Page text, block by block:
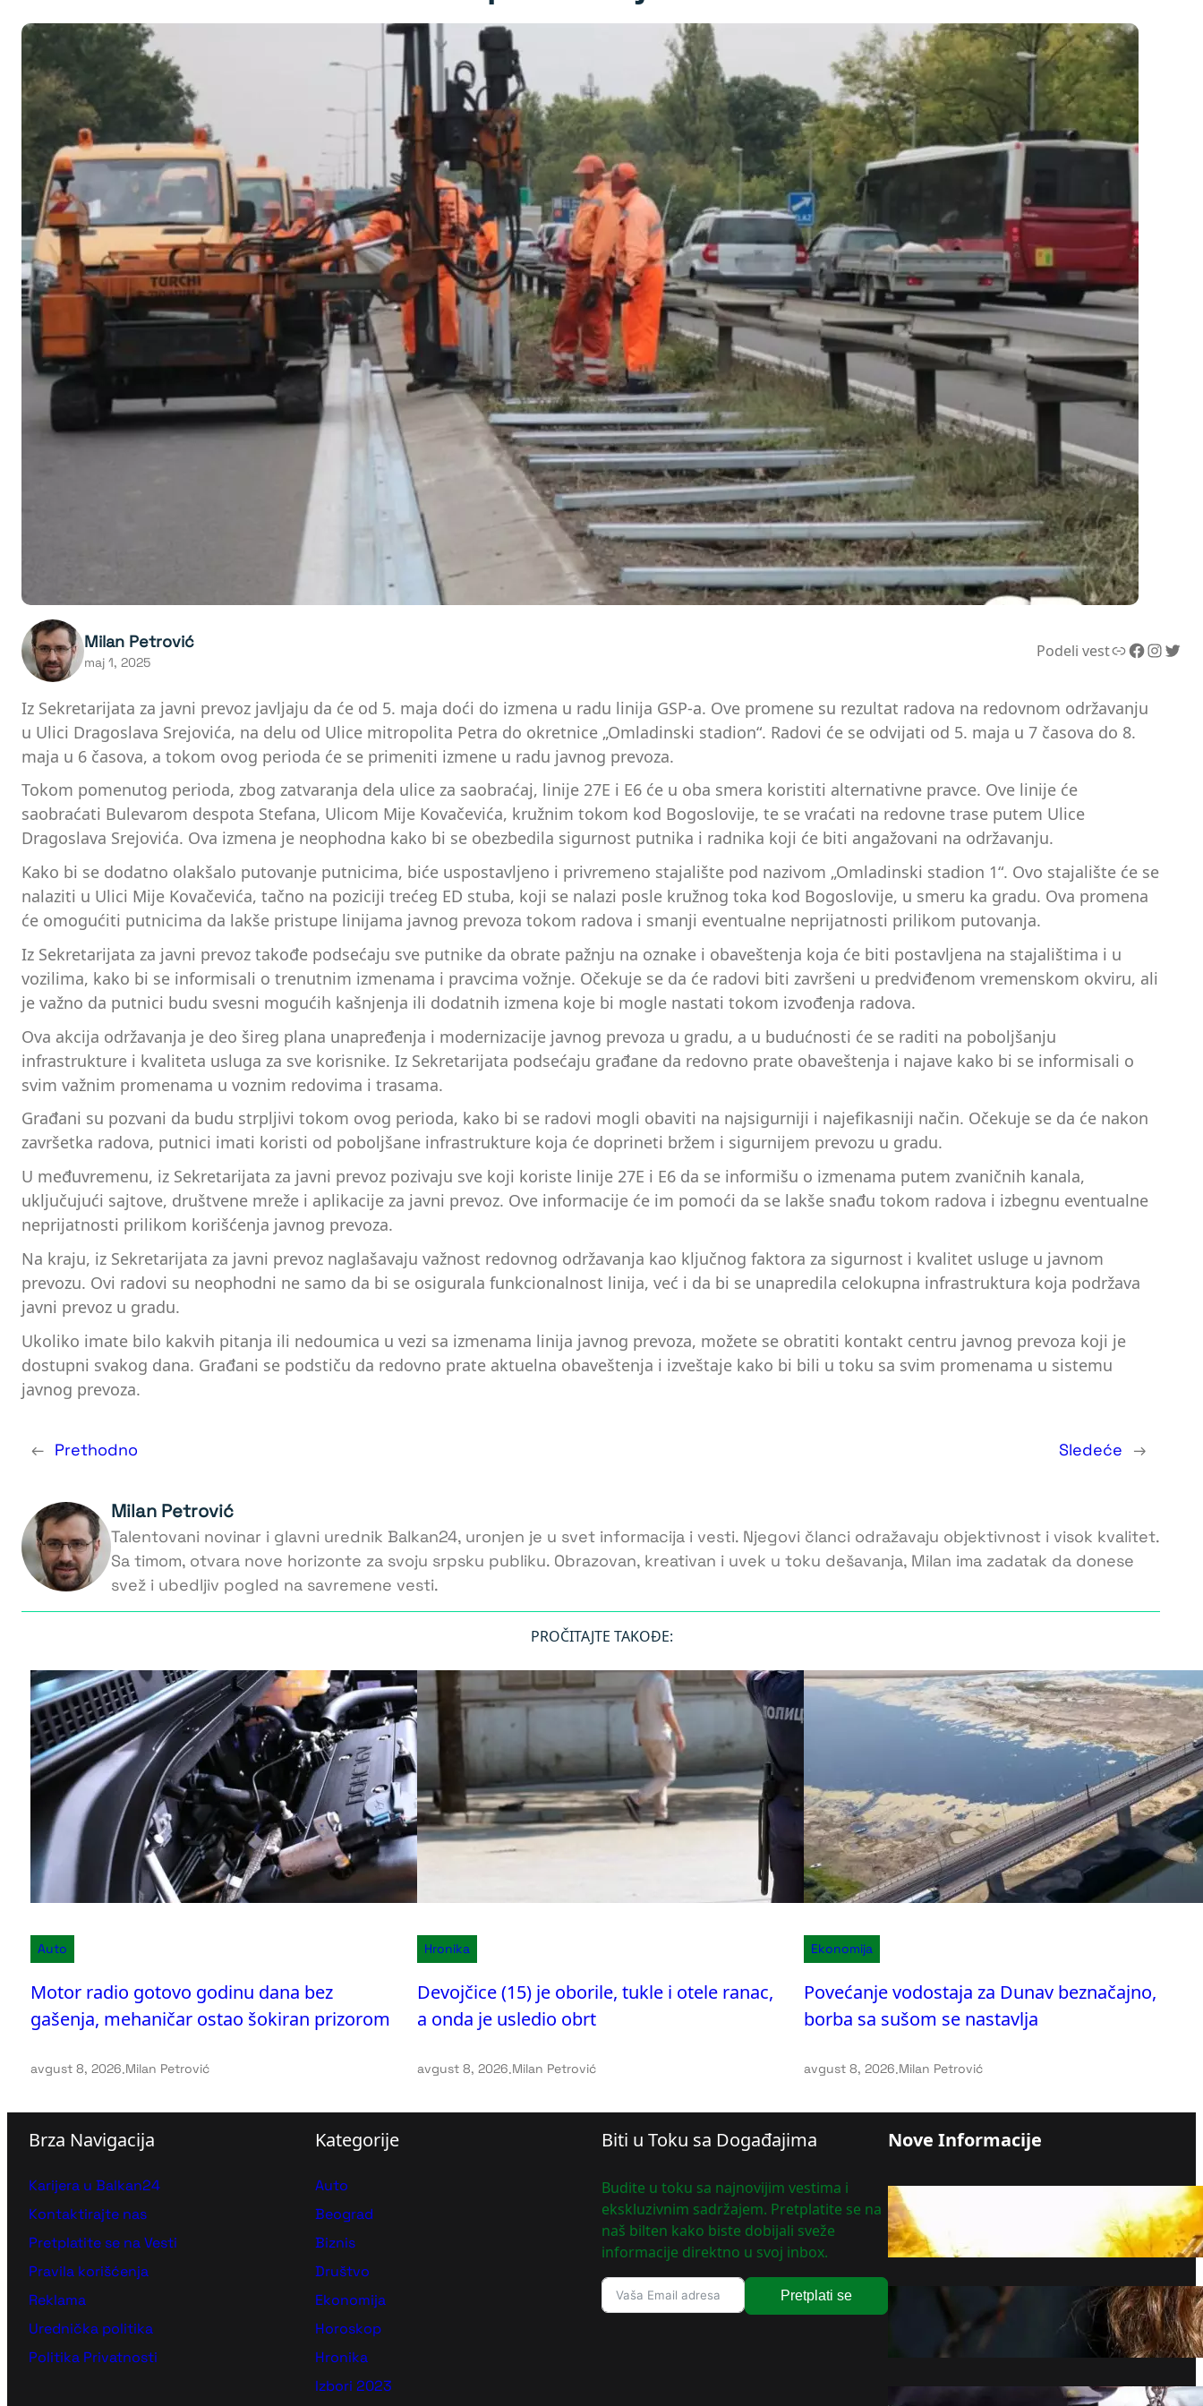
Milan Petrović
maj 1, 2025
Podeli vestLink Facebook InstagramTwitter
Iz Sekretarijata za javni prevoz javljaju da će od 5. maja doći do izmena u radu linija GSP-a. Ove promene su rezultat radova na redovnom održavanju
u Ulici Dragoslava Srejovića, na delu od Ulice mitropolita Petra do okretnice „Omladinski stadion“. Radovi će se odvijati od 5. maja u 7 časova do 8.
maja u 6 časova, a tokom ovog perioda će se primeniti izmene u radu javnog prevoza.
Tokom pomenutog perioda, zbog zatvaranja dela ulice za saobraćaj, linije 27E i E6 će u oba smera koristiti alternativne pravce. Ove linije će
saobraćati Bulevarom despota Stefana, Ulicom Mije Kovačevića, kružnim tokom kod Bogoslovije, te se vraćati na redovne trase putem Ulice
Dragoslava Srejovića. Ova izmena je neophodna kako bi se obezbedila sigurnost putnika i radnika koji će biti angažovani na održavanju.
Kako bi se dodatno olakšalo putovanje putnicima, biće uspostavljeno i privremeno stajalište pod nazivom „Omladinski stadion 1“. Ovo stajalište će se
nalaziti u Ulici Mije Kovačevića, tačno na poziciji trećeg ED stuba, koji se nalazi posle kružnog toka kod Bogoslovije, u smeru ka gradu. Ova promena
će omogućiti putnicima da lakše pristupe linijama javnog prevoza tokom radova i smanji eventualne neprijatnosti prilikom putovanja.
Iz Sekretarijata za javni prevoz takođe podsećaju sve putnike da obrate pažnju na oznake i obaveštenja koja će biti postavljena na stajalištima i u
vozilima, kako bi se informisali o trenutnim izmenama i pravcima vožnje. Očekuje se da će radovi biti završeni u predviđenom vremenskom okviru, ali
je važno da putnici budu svesni mogućih kašnjenja ili dodatnih izmena koje bi mogle nastati tokom izvođenja radova.
Ova akcija održavanja je deo šireg plana unapređenja i modernizacije javnog prevoza u gradu, a u budućnosti će se raditi na poboljšanju
infrastrukture i kvaliteta usluga za sve korisnike. Iz Sekretarijata podsećaju građane da redovno prate obaveštenja i najave kako bi se informisali o
svim važnim promenama u voznim redovima i trasama.
Građani su pozvani da budu strpljivi tokom ovog perioda, kako bi se radovi mogli obaviti na najsigurniji i najefikasniji način. Očekuje se da će nakon
završetka radova, putnici imati koristi od poboljšane infrastrukture koja će doprineti bržem i sigurnijem prevozu u gradu.
U međuvremenu, iz Sekretarijata za javni prevoz pozivaju sve koji koriste linije 27E i E6 da se informišu o izmenama putem zvaničnih kanala,
uključujući sajtove, društvene mreže i aplikacije za javni prevoz. Ove informacije će im pomoći da se lakše snađu tokom radova i izbegnu eventualne
neprijatnosti prilikom korišćenja javnog prevoza.
Na kraju, iz Sekretarijata za javni prevoz naglašavaju važnost redovnog održavanja kao ključnog faktora za sigurnost i kvalitet usluge u javnom
prevozu. Ovi radovi su neophodni ne samo da bi se osigurala funkcionalnost linija, već i da bi se unapredila celokupna infrastruktura koja podržava
javni prevoz u gradu.
Ukoliko imate bilo kakvih pitanja ili nedoumica u vezi sa izmenama linija javnog prevoza, možete se obratiti kontakt centru javnog prevoza koji je
dostupni svakog dana. Građani se podstiču da redovno prate aktuelna obaveštenja i izveštaje kako bi bili u toku sa svim promenama u sistemu
javnog prevoza.
← Prethodno Sledeće →
Milan Petrović
Talentovani novinar i glavni urednik Balkan24, uronjen je u svet informacija i vesti. Njegovi članci odražavaju objektivnost i visok kvalitet.
Sa timom, otvara nove horizonte za svoju srpsku publiku. Obrazovan, kreativan i uvek u toku dešavanja, Milan ima zadatak da donese
svež i ubedljiv pogled na savremene vesti.
PROČITAJTE TAKOĐE:
Auto
Motor radio gotovo godinu dana bez
gašenja, mehaničar ostao šokiran prizorom
avgust 8, 2026.Milan Petrović
Hronika
Devojčice (15) je oborile, tukle i otele ranac,
a onda je usledio obrt
avgust 8, 2026.Milan Petrović
Ekonomija
Povećanje vodostaja za Dunav beznačajno,
borba sa sušom se nastavlja
avgust 8, 2026.Milan Petrović
Brza Navigacija
Karijera u Balkan24
Kontaktirajte nas
Pretplatite se na Vesti
Pravila korišćenja
Reklama
Urednička politika
Politika Privatnosti
Kategorije
Auto
Beograd
Biznis
Društvo
Ekonomija
Horoskop
Hronika
Izbori 2023
Biti u Toku sa Događajima
Budite u toku sa najnovijim vestima i
ekskluzivnim sadržajem. Pretplatite se na
naš bilten kako biste dobijali sveže
informacije direktno u svoj inbox.
Pretplati se
Nove Informacije
njihove rakete nemoćne protiv
Hale Beri u upečatljivoj plavoj
satenskoj haljini na Fidžiju
Od BMW-a do Volkswagena: